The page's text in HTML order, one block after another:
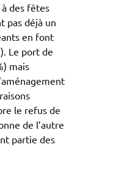
des fêtes
pas déjà un
en font
Le port de
mais
le refus de
de l’autre
partie des